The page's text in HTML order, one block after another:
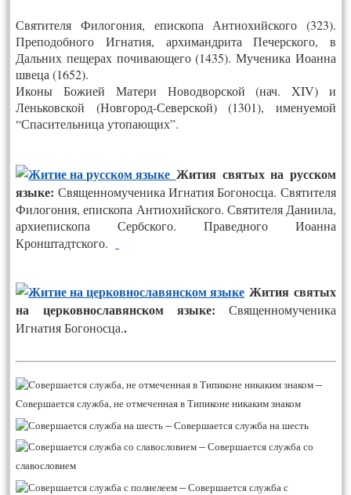
Святителя Филогония, епископа Антиохийского (323).
Преподобного Игнатия, архимандрита Печерского, в
Дальних пещерах почивающего (1435). Мученика Иоанна
швеца (1652).
Иконы Божией Матери Новодворской (нач. XIV) и
Леньковской (Новгород-Северской) (1301), именуемой
“Спасительница утопающих”.
Жития святых на русском
языке: Священномученика Игнатия Богоносца. Святителя
Филогония, епископа Антиохийского. Святителя Даниила,
архиепископа Сербского. Праведного Иоанна
Кронштадтского.
Жития святых
на церковнославянском языке: Священномученика
Игнатия Богоносца..
–
Cовершается служба, не отмеченная в Типиконе никаким знаком
–Совершается служба на шесть
–Совершается служба со
славословием
–Совершается служба с